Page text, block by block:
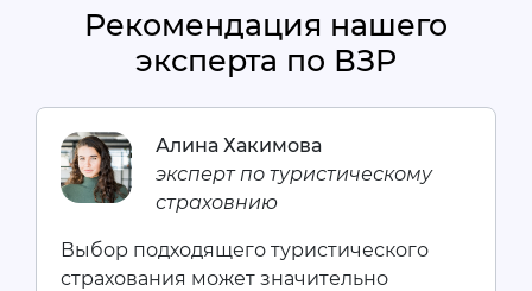
Рекомендация нашего
эксперта по ВЗР
Алина Хакимова
эксперт по туристическому
страховнию
Выбор подходящего туристического
страхования может значительно